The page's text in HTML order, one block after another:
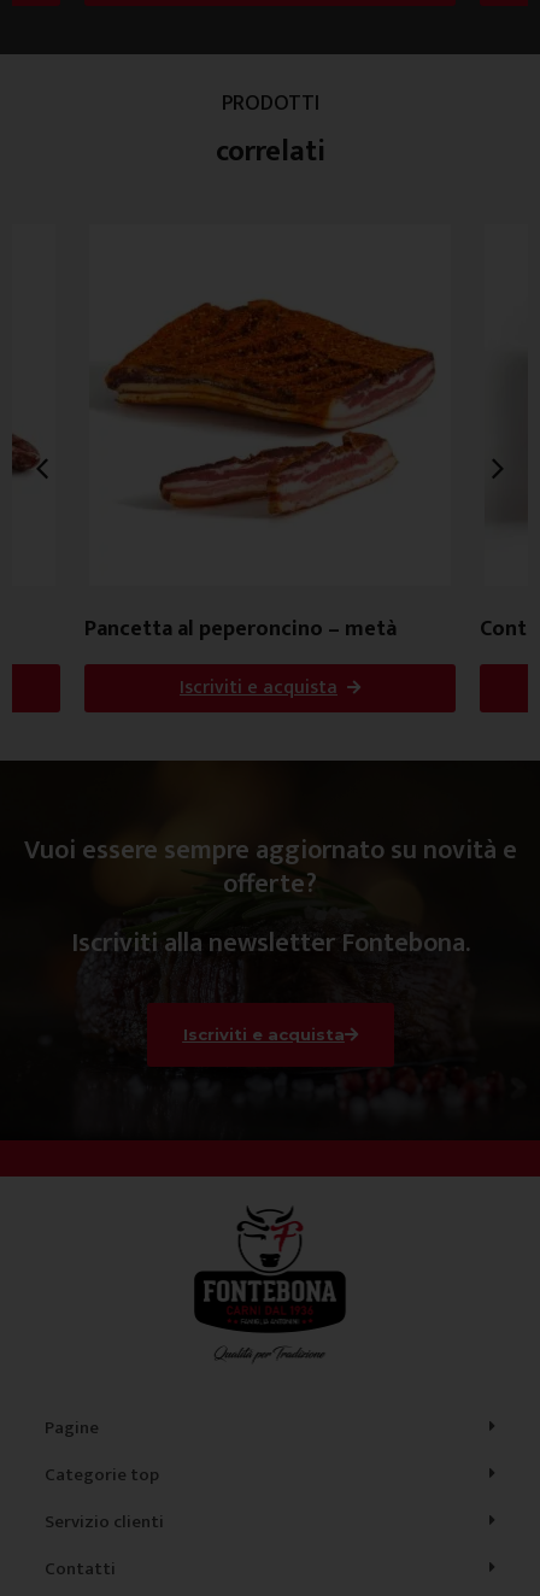
PRODOTTI
correlati
Pancetta al peperoncino – metà
Iscriviti e acquista
Vuoi essere sempre aggiornato su novità e
offerte?
Iscriviti alla newsletter Fontebona.
Iscriviti e acquista
Pagine
Categorie top
Servizio clienti
Contatti